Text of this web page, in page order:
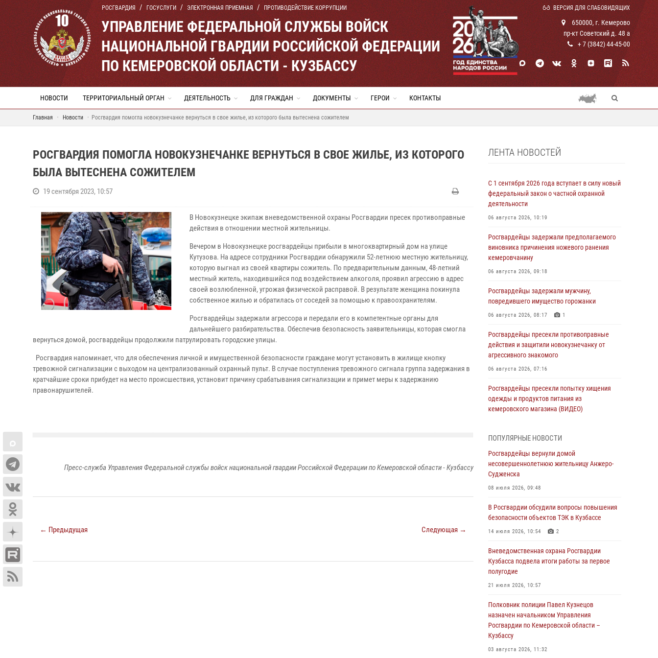
РОСГВАРДИЯ ГОСУСЛУГИ ЭЛЕКТРОННАЯ ПРИЕМНАЯ ПРОТИВОДЕЙСТВИЕ КОРРУПЦИИ ВЕРСИЯ ДЛЯ СЛАБОВИДЯЩИХ
УПРАВЛЕНИЕ ФЕДЕРАЛЬНОЙ СЛУЖБЫ ВОЙСК
НАЦИОНАЛЬНОЙ ГВАРДИИ РОССИЙСКОЙ ФЕДЕРАЦИИ
ПО КЕМЕРОВСКОЙ ОБЛАСТИ - КУЗБАССУ
650000, г. Кемерово
пр-кт Советский д. 48 а
+ 7 (3842) 44-45-00
НОВОСТИ ТЕРРИТОРИАЛЬНЫЙ ОРГАН ДЕЯТЕЛЬНОСТЬ ДЛЯ ГРАЖДАН ДОКУМЕНТЫ ГЕРОИ КОНТАКТЫ
Главная Новости Росгвардия помогла новокузнечанке вернуться в свое жилье, из которого была вытеснена сожителем
РОСГВАРДИЯ ПОМОГЛА НОВОКУЗНЕЧАНКЕ ВЕРНУТЬСЯ В СВОЕ ЖИЛЬЕ, ИЗ КОТОРОГО
БЫЛА ВЫТЕСНЕНА СОЖИТЕЛЕМ
19 сентября 2023, 10:57
В Новокузнецке экипаж вневедомственной охраны Росгвардии пресек противоправные
действия в отношении местной жительницы.
Вечером в Новокузнецке росгвардейцы прибыли в многоквартирный дом на улице
Кутузова. На адресе сотрудники Росгвардии обнаружили 52‑летнюю местную жительницу,
которую выгнал из своей квартиры сожитель. По предварительным данным, 48-летний
местный житель, находившийся под воздействием алкоголя, проявил агрессию в адрес
своей возлюбленной, угрожая физической расправой. В результате женщина покинула
собственное жилью и обратилась от соседей за помощью к правоохранителям.
Росгвардейцы задержали агрессора и передали его в компетентные органы для
дальнейшего разбирательства. Обеспечив безопасность заявительницы, которая смогла
вернуться домой, росгвардейцы продолжили патрулировать городские улицы.
Росгвардия напоминает, что для обеспечения личной и имущественной безопасности граждане могут установить в жилище кнопку
тревожной сигнализации с выходом на централизованный охранный пульт. В случае поступления тревожного сигнала группа задержания в
кратчайшие сроки прибудет на место происшествия, установит причину срабатывания сигнализации и примет меры к задержанию
правонарушителей.
Пресс-служба Управления Федеральной службы войск национальной гвардии Российской Федерации по Кемеровской области - Кузбассу
← Предыдущая Следующая →
ЛЕНТА НОВОСТЕЙ
С 1 сентября 2026 года вступает в силу новый
федеральный закон о частной охранной
деятельности
06 августа 2026, 10:19
Росгвардейцы задержали предполагаемого
виновника причинения ножевого ранения
кемеровчанину
06 августа 2026, 09:18
Росгвардейцы задержали мужчину,
повредившего имущество горожанки
06 августа 2026, 08:17 1
Росгвардейцы пресекли противоправные
действия и защитили новокузнечанку от
агрессивного знакомого
06 августа 2026, 07:16
Росгвардейцы пресекли попытку хищения
одежды и продуктов питания из
кемеровского магазина (ВИДЕО)
В Кузбассе стартовал чемпионат Сибирского
ордена Жукова округа Росгвардии по
служебно-боевой стрельбе
05 августа 2026, 10:53
дебошира, устроившего конфликт в
медицинском учреждении
05 августа 2026, 09:30
Росгвардейцы задержали участника драки,
причинившего побои оппоненту
05 августа 2026, 08:50
общественного порядка на городском пляже
05 августа 2026, 08:10
Росгвардейцы в Юрге пресекли попытку
проникновения на территорию частного
ПОПУЛЯРНЫЕ НОВОСТИ
Росгвардейцы вернули домой
несовершеннолетнюю жительницу Анжеро-
Судженска
08 июля 2026, 09:48
В Росгвардии обсудили вопросы повышения
безопасности объектов ТЭК в Кузбассе
14 июля 2026, 10:54 2
Вневедомственная охрана Росгвардии
Кузбасса подвела итоги работы за первое
полугодие
21 июля 2026, 10:57
Полковник полиции Павел Кузнецов
назначен начальником Управления
Росгвардии по Кемеровской области –
Кузбассу
03 августа 2026, 11:32